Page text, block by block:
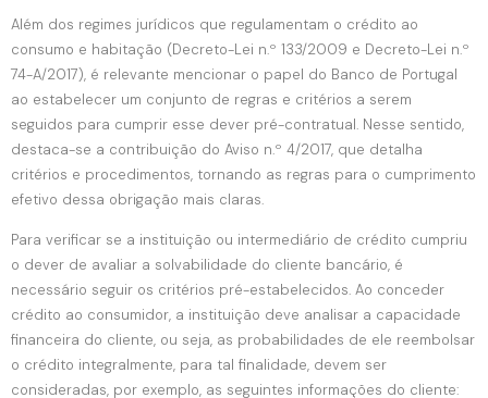
Além dos regimes jurídicos que regulamentam o crédito ao
consumo e habitação (Decreto-Lei n.º 133/2009 e Decreto-Lei n.º
74-A/2017), é relevante mencionar o papel do Banco de Portugal
ao estabelecer um conjunto de regras e critérios a serem
seguidos para cumprir esse dever pré-contratual. Nesse sentido,
destaca-se a contribuição do Aviso n.º 4/2017, que detalha
critérios e procedimentos, tornando as regras para o cumprimento
efetivo dessa obrigação mais claras.
Para verificar se a instituição ou intermediário de crédito cumpriu
o dever de avaliar a solvabilidade do cliente bancário, é
necessário seguir os critérios pré-estabelecidos. Ao conceder
crédito ao consumidor, a instituição deve analisar a capacidade
financeira do cliente, ou seja, as probabilidades de ele reembolsar
o crédito integralmente, para tal finalidade, devem ser
consideradas, por exemplo, as seguintes informações do cliente: